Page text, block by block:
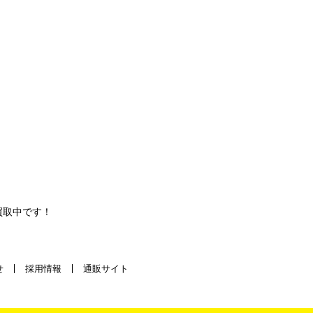
中です！
採用情報 通販サイト